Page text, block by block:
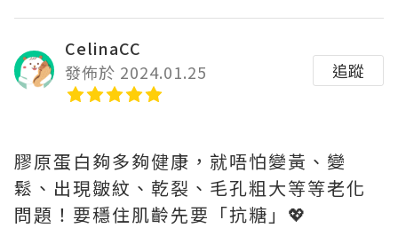
CelinaCC
發佈於 2024.01.25
追蹤
膠原蛋白夠多夠健康，就唔怕變黃、變
鬆、出現皺紋、乾裂、毛孔粗大等等老化
問題！要穩住肌齡先要「抗糖」💖